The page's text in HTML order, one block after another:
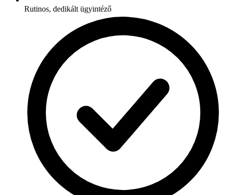
Rutinos, dedikált ügyintéző